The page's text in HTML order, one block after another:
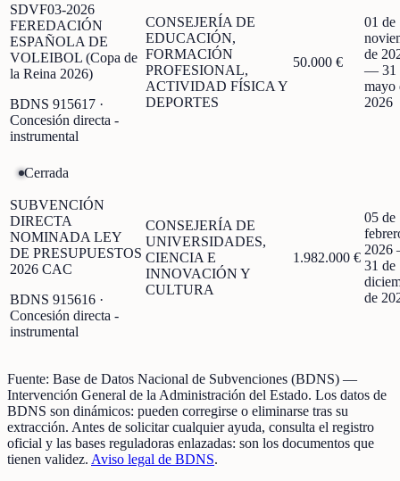
SDVF03-2026
FEREDACIÓN
ESPAÑOLA DE
VOLEIBOL (Copa de
la Reina 2026)
BDNS 915617 ·
Concesión directa -
instrumental
CONSEJERÍA DE
EDUCACIÓN,
FORMACIÓN
PROFESIONAL,
ACTIVIDAD FÍSICA Y
DEPORTES
50.000 €
01 de
de
— 31
mayo
2026
Cerrada
SUBVENCIÓN
DIRECTA
NOMINADA LEY
DE PRESUPUESTOS
2026 CAC
BDNS 915616 ·
Concesión directa -
instrumental
CONSEJERÍA DE
UNIVERSIDADES,
CIENCIA E
INNOVACIÓN Y
CULTURA
1.982.000 €
05 de
2026
31 de
de
Fuente: Base de Datos Nacional de Subvenciones (BDNS) —
Intervención General de la Administración del Estado. Los datos de
BDNS son dinámicos: pueden corregirse o eliminarse tras su
extracción. Antes de solicitar cualquier ayuda, consulta el registro
oficial y las bases reguladoras enlazadas: son los documentos que
tienen validez. Aviso legal de BDNS.